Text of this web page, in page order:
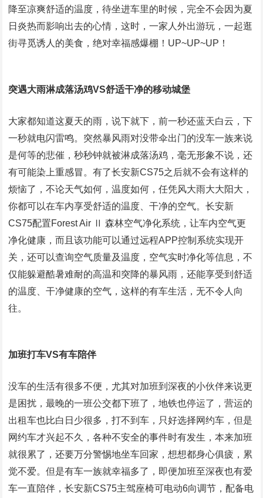
降至凉爽舒适的温度，待坐进车里的时候，完全不会因为夏
日炎热而影响出去的心情，这时，一家人外出游玩，一起逛
街寻觅诱人的美食，绝对幸福感爆棚！UP~UP~UP！
突遇大雨淋成落汤鸡VS舒适干净的移动城堡
大家都知道这夏天的雨，说下就下，前一秒还蓝天白云，下
一秒就电闪雷鸣。突然暴风雨对没带伞出门的没车一族来说
是何等的悲催，秒秒钟就被淋成落汤鸡，毫无形象不说，还
有可能染上重感冒。有了长安新CS75之后就不会有这样的
烦恼了，不论天气如何，温度如何，任凭风大雨大大阳大，
你都可以在车内享受舒适的温度、干净的空气。长安新
CS75配置Forest Air Ⅱ 森林空气净化系统，让车内空气更
净化健康，而且该功能可以通过远程APP控制系统实现开
关，还可以查询空气质量及温度，空气实时净化等信息，不
仅能躲避酷暑难耐的高温和突降的暴风雨，还能享受到舒适
的温度、干净健康的空气，这样的有车生活，无不令人向
往。
加班打车VS有车陪伴
没车的生活有很多不便，尤其对加班到深夜的小伙伴来说更
是困扰，最晚的一班公交都下班了，地铁也停运了，营运的
出租车也比白日少很多，打不到车，只好选择网约车，但是
网约车才兴起不久，各种不安全的事件时有发生，本来加班
就很累了，还要万分警惕地坐车回家，想想都身心俱疲，累
觉不爱。但是有车一族就幸福多了，即便加班至深夜也有爱
车一直陪伴，长安新CS75主驾座椅可电动6向调节，配备电